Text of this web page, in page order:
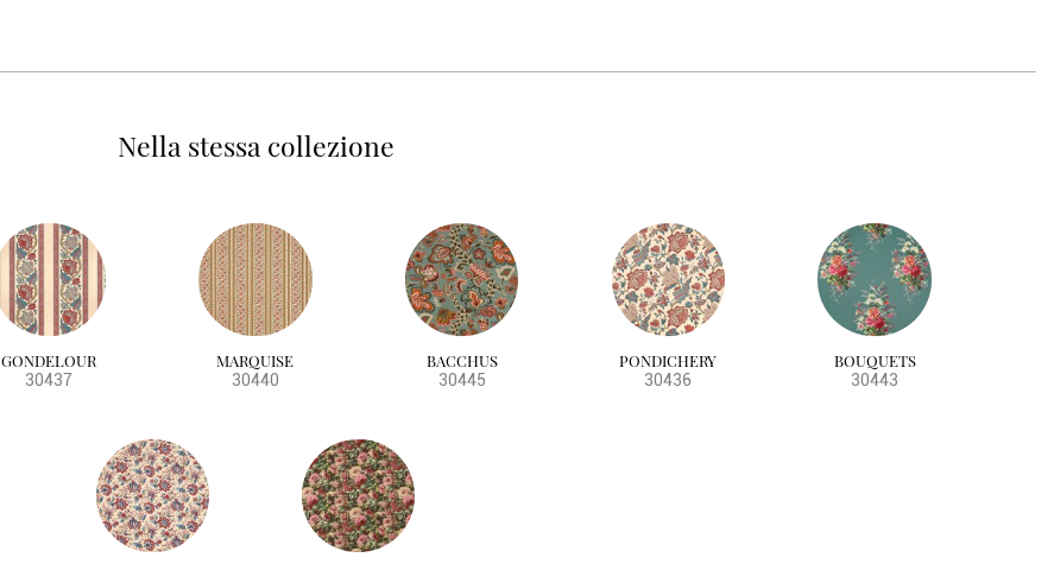
Nella stessa collezione
GONDELOUR
30437
MARQUISE
30440
BACCHUS
30445
PONDICHERY
30436
BOUQUETS
30443